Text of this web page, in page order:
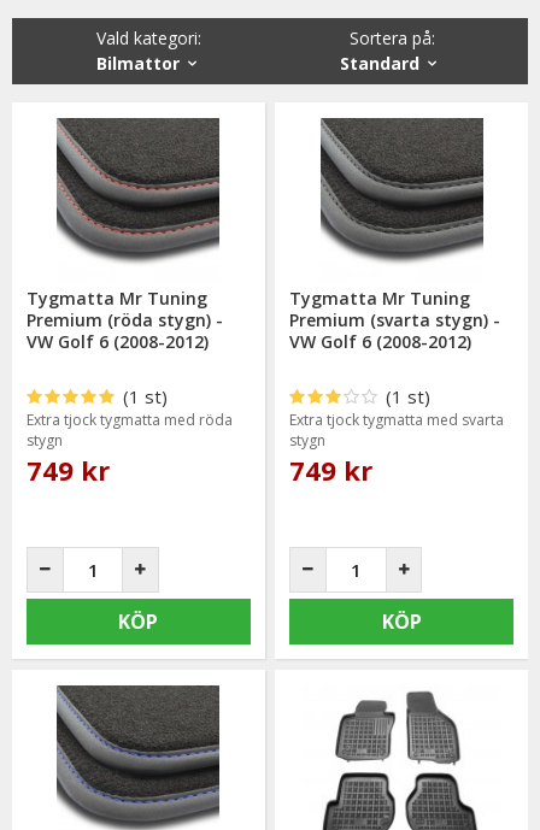
Något som även är mycket praktiskt när man ska tvätta
Bilmattorna i svart utförande är tillverkade utav luktfritt
Vi har valt att lagerföra just dessa gummimattorna då de
bevisat sig hålla en hög kvalitet och mycket god passform.
Sortera på:
Standard
Vald kategori:
Bilmattor
Tygmatta Mr Tuning
Premium (röda stygn) -
VW Golf 6 (2008-2012)
(1 st)
Extra tjock tygmatta med röda
stygn
749 kr
KÖP
Tygmatta Mr Tuning
Premium (svarta stygn) -
VW Golf 6 (2008-2012)
(1 st)
Extra tjock tygmatta med svarta
stygn
749 kr
KÖP